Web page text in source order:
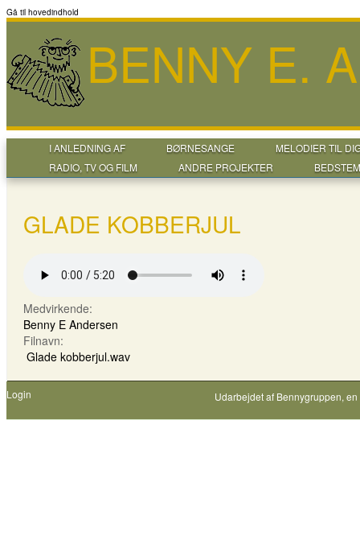
Gå til hovedindhold
BENNY E.
I ANLEDNING AF BØRNESANGE
MELODIER TIL
RADIO, TV OG FILM
ANDRE PROJEKTER
GLADE KOBBERJUL
Medvirkende:
Benny E Andersen
Filnavn:
Glade kobberjul.wav
Login Udarbejdet af Bennygruppen,